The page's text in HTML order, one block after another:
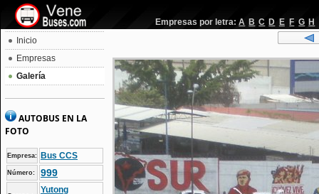
Empresas por letra: A B C D E F G H
Inicio
Empresas
Galería
AUTOBUS EN LA
FOTO
Empresa: Bus CCS
Número: 999
Yutong